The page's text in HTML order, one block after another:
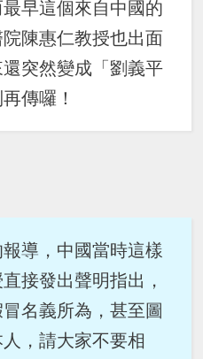
早這個來自中國的
陳惠仁教授也出面
突然變成「劉義平
傳囉！
導，中國當時這樣
接發出聲明指出，
名義所為，甚至圖
，請大家不要相